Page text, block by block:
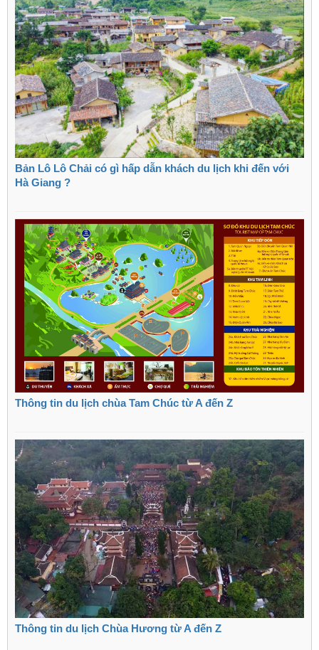
Bản Lô Lô Chải có gì hấp dẫn khách du lịch khi đến với
Hà Giang ?
Thông tin du lịch chùa Tam Chúc từ A đến Z
Thông tin du lịch Chùa Hương từ A đến Z